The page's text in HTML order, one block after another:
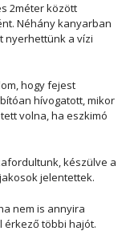
2méter között
Néhány kanyarban
nyerhettünk a vízi
hogy fejest
hívogatott, mikor
volna, ha eszkimó
készülve a
jelentettek.
nem is annyira
érkező többi hajót.